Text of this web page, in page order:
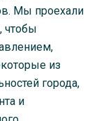
Мы проехали
чтобы
из
города,
и